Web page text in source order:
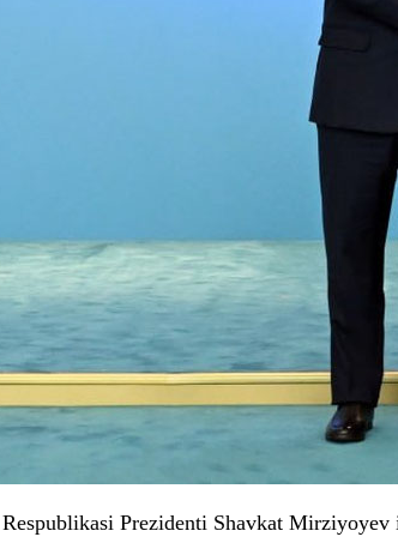
Prezidenti Shavkat